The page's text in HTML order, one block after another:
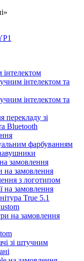
інтелектом
інтелектом та
інтелектом та
перекладу зі
Bluetooth
фарбуванням
замовлення
на замовлення
з логотипом
на замовлення
True 5.1
на замовлення
зі штучним